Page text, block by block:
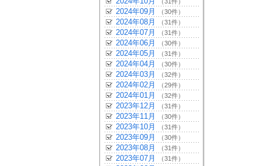
2024年09月 （30件）
2024年08月 （31件）
2024年07月 （31件）
2024年06月 （30件）
2024年05月 （31件）
2024年04月 （30件）
2024年03月 （32件）
2024年02月 （29件）
2024年01月 （32件）
2023年12月 （31件）
2023年11月 （30件）
2023年10月 （31件）
2023年09月 （30件）
2023年08月 （31件）
2023年07月 （31件）